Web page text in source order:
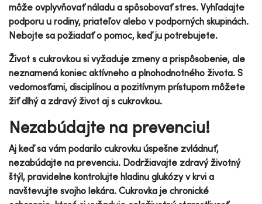
môže ovplyvňovať náladu a spôsobovať stres. Vyhľadajte
podporu u rodiny, priateľov alebo v podporných skupinách.
Nebojte sa požiadať o pomoc, keď ju potrebujete.
Život s cukrovkou si vyžaduje zmeny a prispôsobenie, ale
neznamená koniec aktívneho a plnohodnotného života. S
vedomosťami, disciplínou a pozitívnym prístupom môžete
žiť dlhý a zdravý život aj s cukrovkou.
Nezabúdajte na prevenciu!
Aj keď sa vám podarilo cukrovku úspešne zvládnuť,
nezabúdajte na prevenciu. Dodržiavajte zdravý životný
štýl, pravidelne kontrolujte hladinu glukózy v krvi a
navštevujte svojho lekára. Cukrovka je chronické